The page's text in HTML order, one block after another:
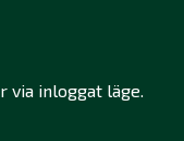
via inloggat läge.